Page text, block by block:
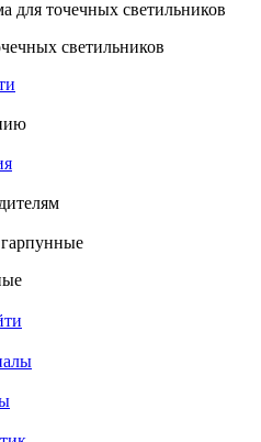
светильников